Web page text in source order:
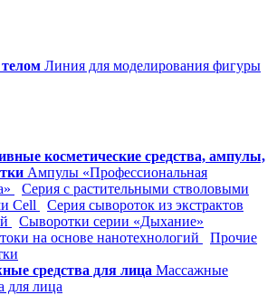
телом Линия для моделирования фигуры
косметические средства, ампулы,
Ампулы «Профессиональная
Серия с растительными стволовыми
Cell
Серия сывороток из экстрактов
Сыворотки серии «Дыхание»
на основе нанотехнологий
Прочие
средства для лица Массажные
для лица